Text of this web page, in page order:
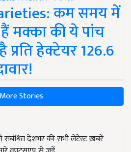
कम समय में
मक्का की ये पांच
प्रति हेक्टेयर 126.6
More Stories
संबंधित देशभर की सभी लेटेस्ट ख़बरें